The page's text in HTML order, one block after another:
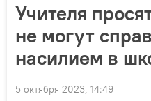
Учителя
не могут
насилием в
5 октября 2023, 14:49